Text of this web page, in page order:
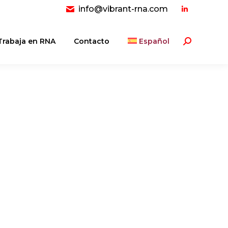
info@vibrant-rna.com
Linkedin
opens
en RNA Contacto Español Buscar: